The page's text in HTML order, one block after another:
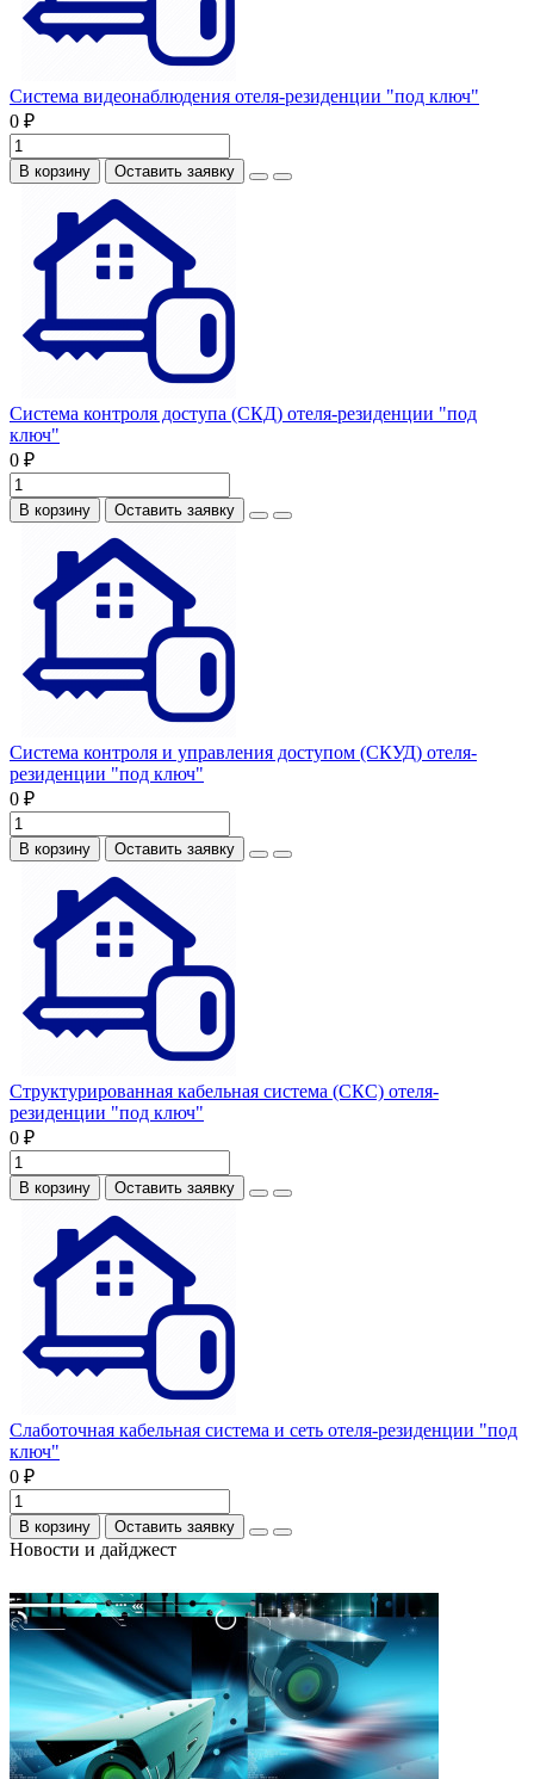
Система видеонаблюдения отеля-резиденции "под ключ"
0 ₽
В корзину Оставить заявку
Система контроля доступа (СКД) отеля-резиденции "под
ключ"
0 ₽
В корзину Оставить заявку
Система контроля и управления доступом (СКУД) отеля-
резиденции "под ключ"
0 ₽
В корзину Оставить заявку
Структурированная кабельная система (СКС) отеля-
резиденции "под ключ"
0 ₽
В корзину Оставить заявку
Слаботочная кабельная система и сеть отеля-резиденции "под
ключ"
0 ₽
В корзину Оставить заявку
Новости и дайджест